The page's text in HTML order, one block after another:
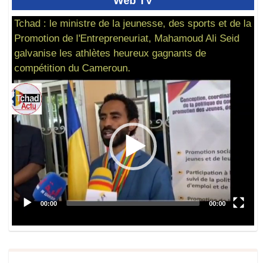
Tchad : le ministre de la jeunesse, des sports et de la
Promotion de l'Entrepreneuriat, Mahamoud Ali Seid
galvanise les athlètes heureux gagnants de
compétition du Cameroun.